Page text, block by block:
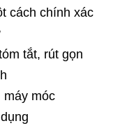
cách chính xác
tắt, rút gọn
máy móc